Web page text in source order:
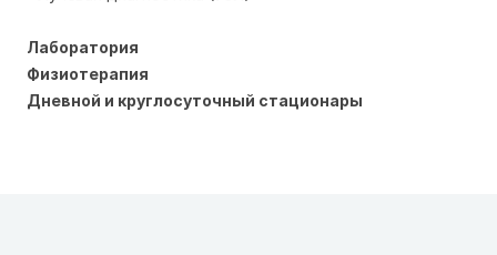
Лаборатория
Физиотерапия
Дневной и круглосуточный стационары